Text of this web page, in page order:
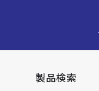
製品検索